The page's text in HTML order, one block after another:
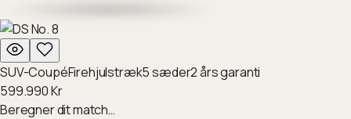
SUV-CoupéFirehjulstræk5sæder2års garanti
599.990Kr
Beregner dit match…